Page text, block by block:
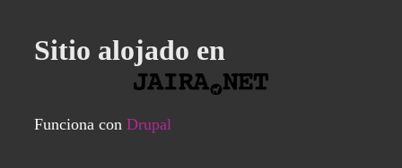
Sitio alojado en
Funciona con Drupal